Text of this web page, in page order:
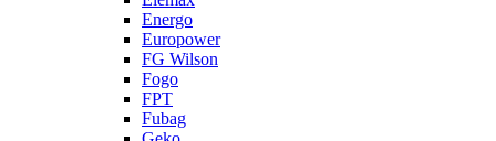
Energo
Europower
FG Wilson
Fogo
FPT
Fubag